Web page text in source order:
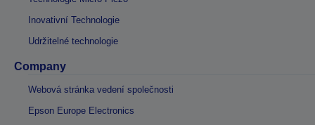
Inovativní Technologie
Udržitelné technologie
Company
Webová stránka vedení společnosti
Epson Europe Electronics